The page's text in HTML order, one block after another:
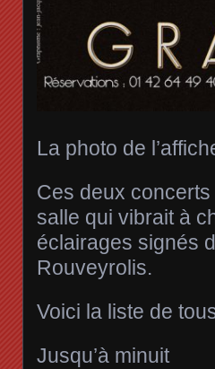
La photo de
Ces deux
salle qui vibrait à
éclairages signés
Rouveyrolis.
Voici la liste de
Jusqu’à minuit